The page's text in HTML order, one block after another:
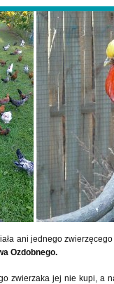
ani jednego
Ozdobnego.
zwierzaka jej nie kupi, a